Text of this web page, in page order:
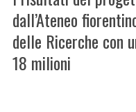
dall’Ateneo
delle Ricerche con
18 milioni